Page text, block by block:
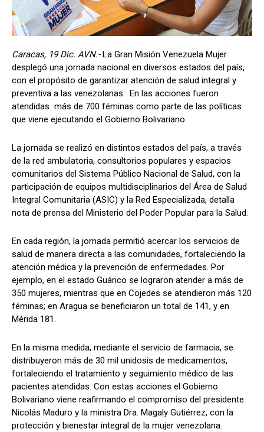
Caracas, 19 Dic. AVN.- La Gran Misión Venezuela Mujer
desplegó una jornada nacional en diversos estados del país,
con el propósito de garantizar atención de salud integral y
preventiva a las venezolanas. En las acciones fueron
atendidas más de 700 féminas como parte de las políticas
que viene ejecutando el Gobierno Bolivariano.
La jornada se realizó en distintos estados del país, a través
de la red ambulatoria, consultorios populares y espacios
comunitarios del Sistema Público Nacional de Salud, con la
participación de equipos multidisciplinarios del Área de Salud
Integral Comunitaria (ASIC) y la Red Especializada, detalla
nota de prensa del Ministerio del Poder Popular para la Salud.
En cada región, la jornada permitió acercar los servicios de
salud de manera directa a las comunidades, fortaleciendo la
atención médica y la prevención de enfermedades. Por
ejemplo, en el estado Guárico se lograron atender a más de
350 mujeres, mientras que en Cojedes se atendieron más 120
féminas; en Aragua se beneficiaron un total de 141, y en
Mérida 181.
En la misma medida, mediante el servicio de farmacia, se
distribuyeron más de 30 mil unidosis de medicamentos,
fortaleciendo el tratamiento y seguimiento médico de las
pacientes atendidas. Con estas acciones el Gobierno
Bolivariano viene reafirmando el compromiso del presidente
Nicolás Maduro y la ministra Dra. Magaly Gutiérrez, con la
protección y bienestar integral de la mujer venezolana.